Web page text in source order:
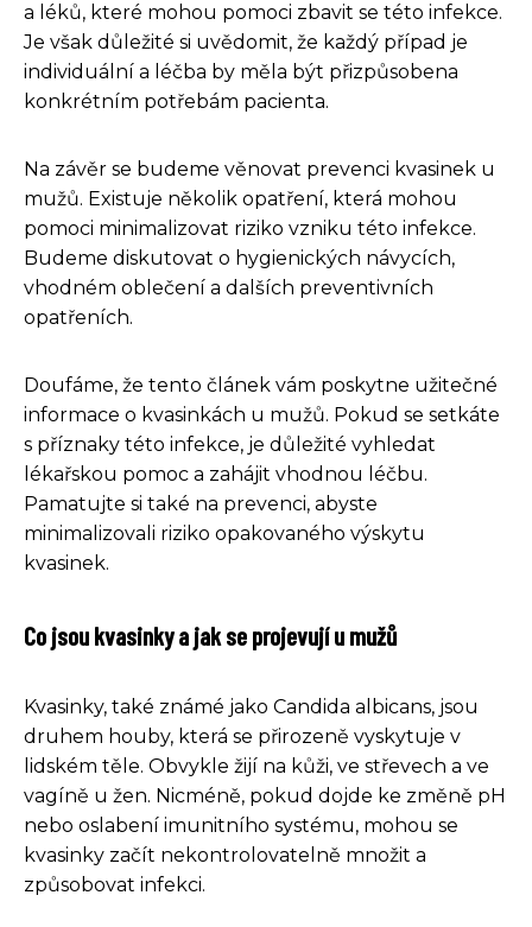
a léků, které mohou pomoci zbavit se této infekce.
Je však důležité si uvědomit, že každý případ je
individuální a léčba by měla být přizpůsobena
konkrétním potřebám pacienta.
Na závěr se budeme věnovat prevenci kvasinek u
mužů. Existuje několik opatření, která mohou
pomoci minimalizovat riziko vzniku této infekce.
Budeme diskutovat o hygienických návycích,
vhodném oblečení a dalších preventivních
opatřeních.
Doufáme, že tento článek vám poskytne užitečné
informace o kvasinkách u mužů. Pokud se setkáte
s příznaky této infekce, je důležité vyhledat
lékařskou pomoc a zahájit vhodnou léčbu.
Pamatujte si také na prevenci, abyste
minimalizovali riziko opakovaného výskytu
kvasinek.
Co jsou kvasinky a jak se projevují u mužů
Kvasinky, také známé jako Candida albicans, jsou
druhem houby, která se přirozeně vyskytuje v
lidském těle. Obvykle žijí na kůži, ve střevech a ve
vagíně u žen. Nicméně, pokud dojde ke změně pH
nebo oslabení imunitního systému, mohou se
kvasinky začít nekontrolovatelně množit a
způsobovat infekci.